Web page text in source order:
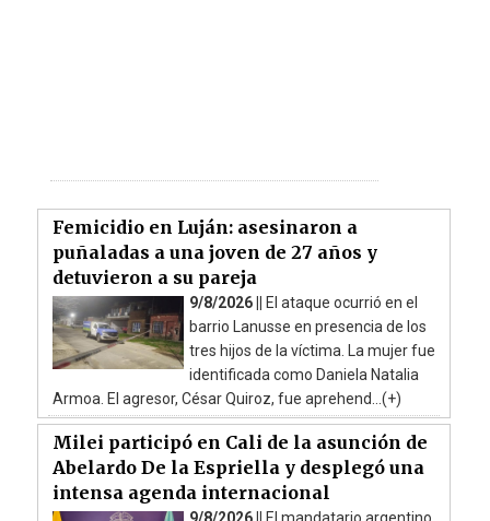
Femicidio en Luján: asesinaron a
puñaladas a una joven de 27 años y
detuvieron a su pareja
9/8/2026 || El ataque ocurrió en el
barrio Lanusse en presencia de los
tres hijos de la víctima. La mujer fue
identificada como Daniela Natalia
Armoa. El agresor, César Quiroz, fue aprehend...(+)
Milei participó en Cali de la asunción de
Abelardo De la Espriella y desplegó una
intensa agenda internacional
9/8/2026 || El mandatario argentino